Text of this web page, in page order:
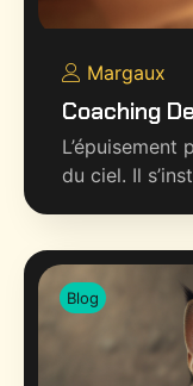
Margaux
Coaching
du ciel. Il
Blog